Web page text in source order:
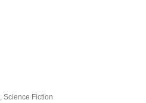
,Science Fiction